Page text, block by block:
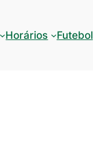
Horários Futebol